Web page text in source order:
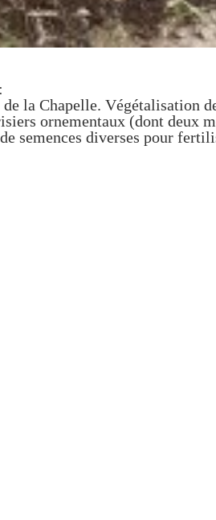
la Chapelle. Végétalisation
ornementaux (dont deux
semences diverses pour